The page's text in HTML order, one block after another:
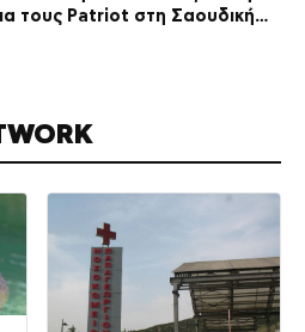
τους Patriot στη Σαουδική